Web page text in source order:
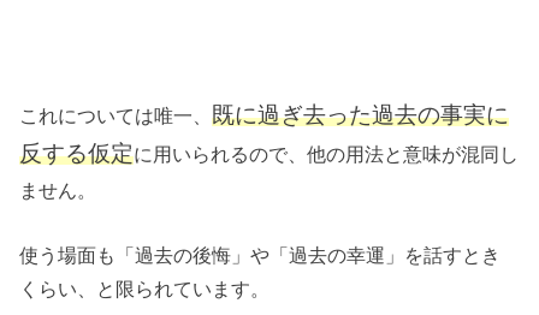
これについては唯一、既に過ぎ去った過去の事実に
反する仮定に用いられるので、他の用法と意味が混同し
ません。
使う場面も「過去の後悔」や「過去の幸運」を話すとき
くらい、と限られています。